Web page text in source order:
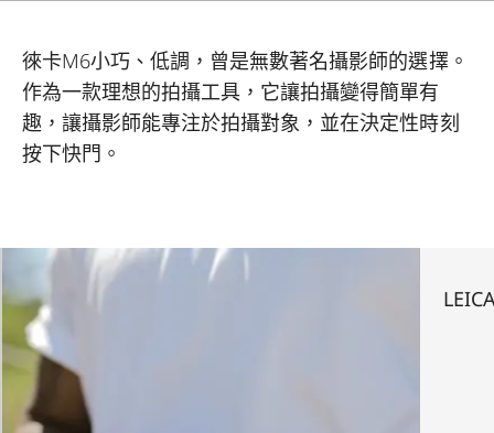
徠卡M6小巧、低調，曾是無數著名攝影師的選擇。
作為一款理想的拍攝工具，它讓拍攝變得簡單有
趣，讓攝影師能專注於拍攝對象，並在決定性時刻
按下快門。